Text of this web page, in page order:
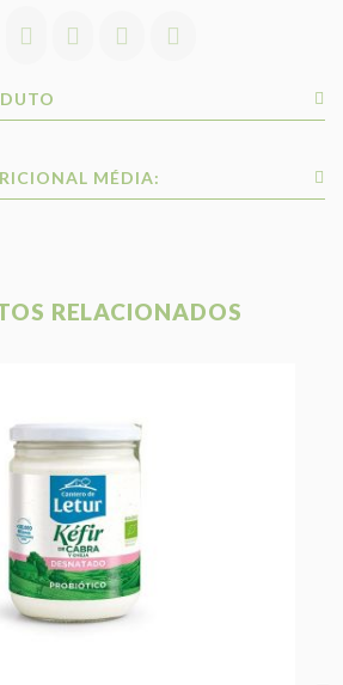
MÉDIA:
RELACIONADOS